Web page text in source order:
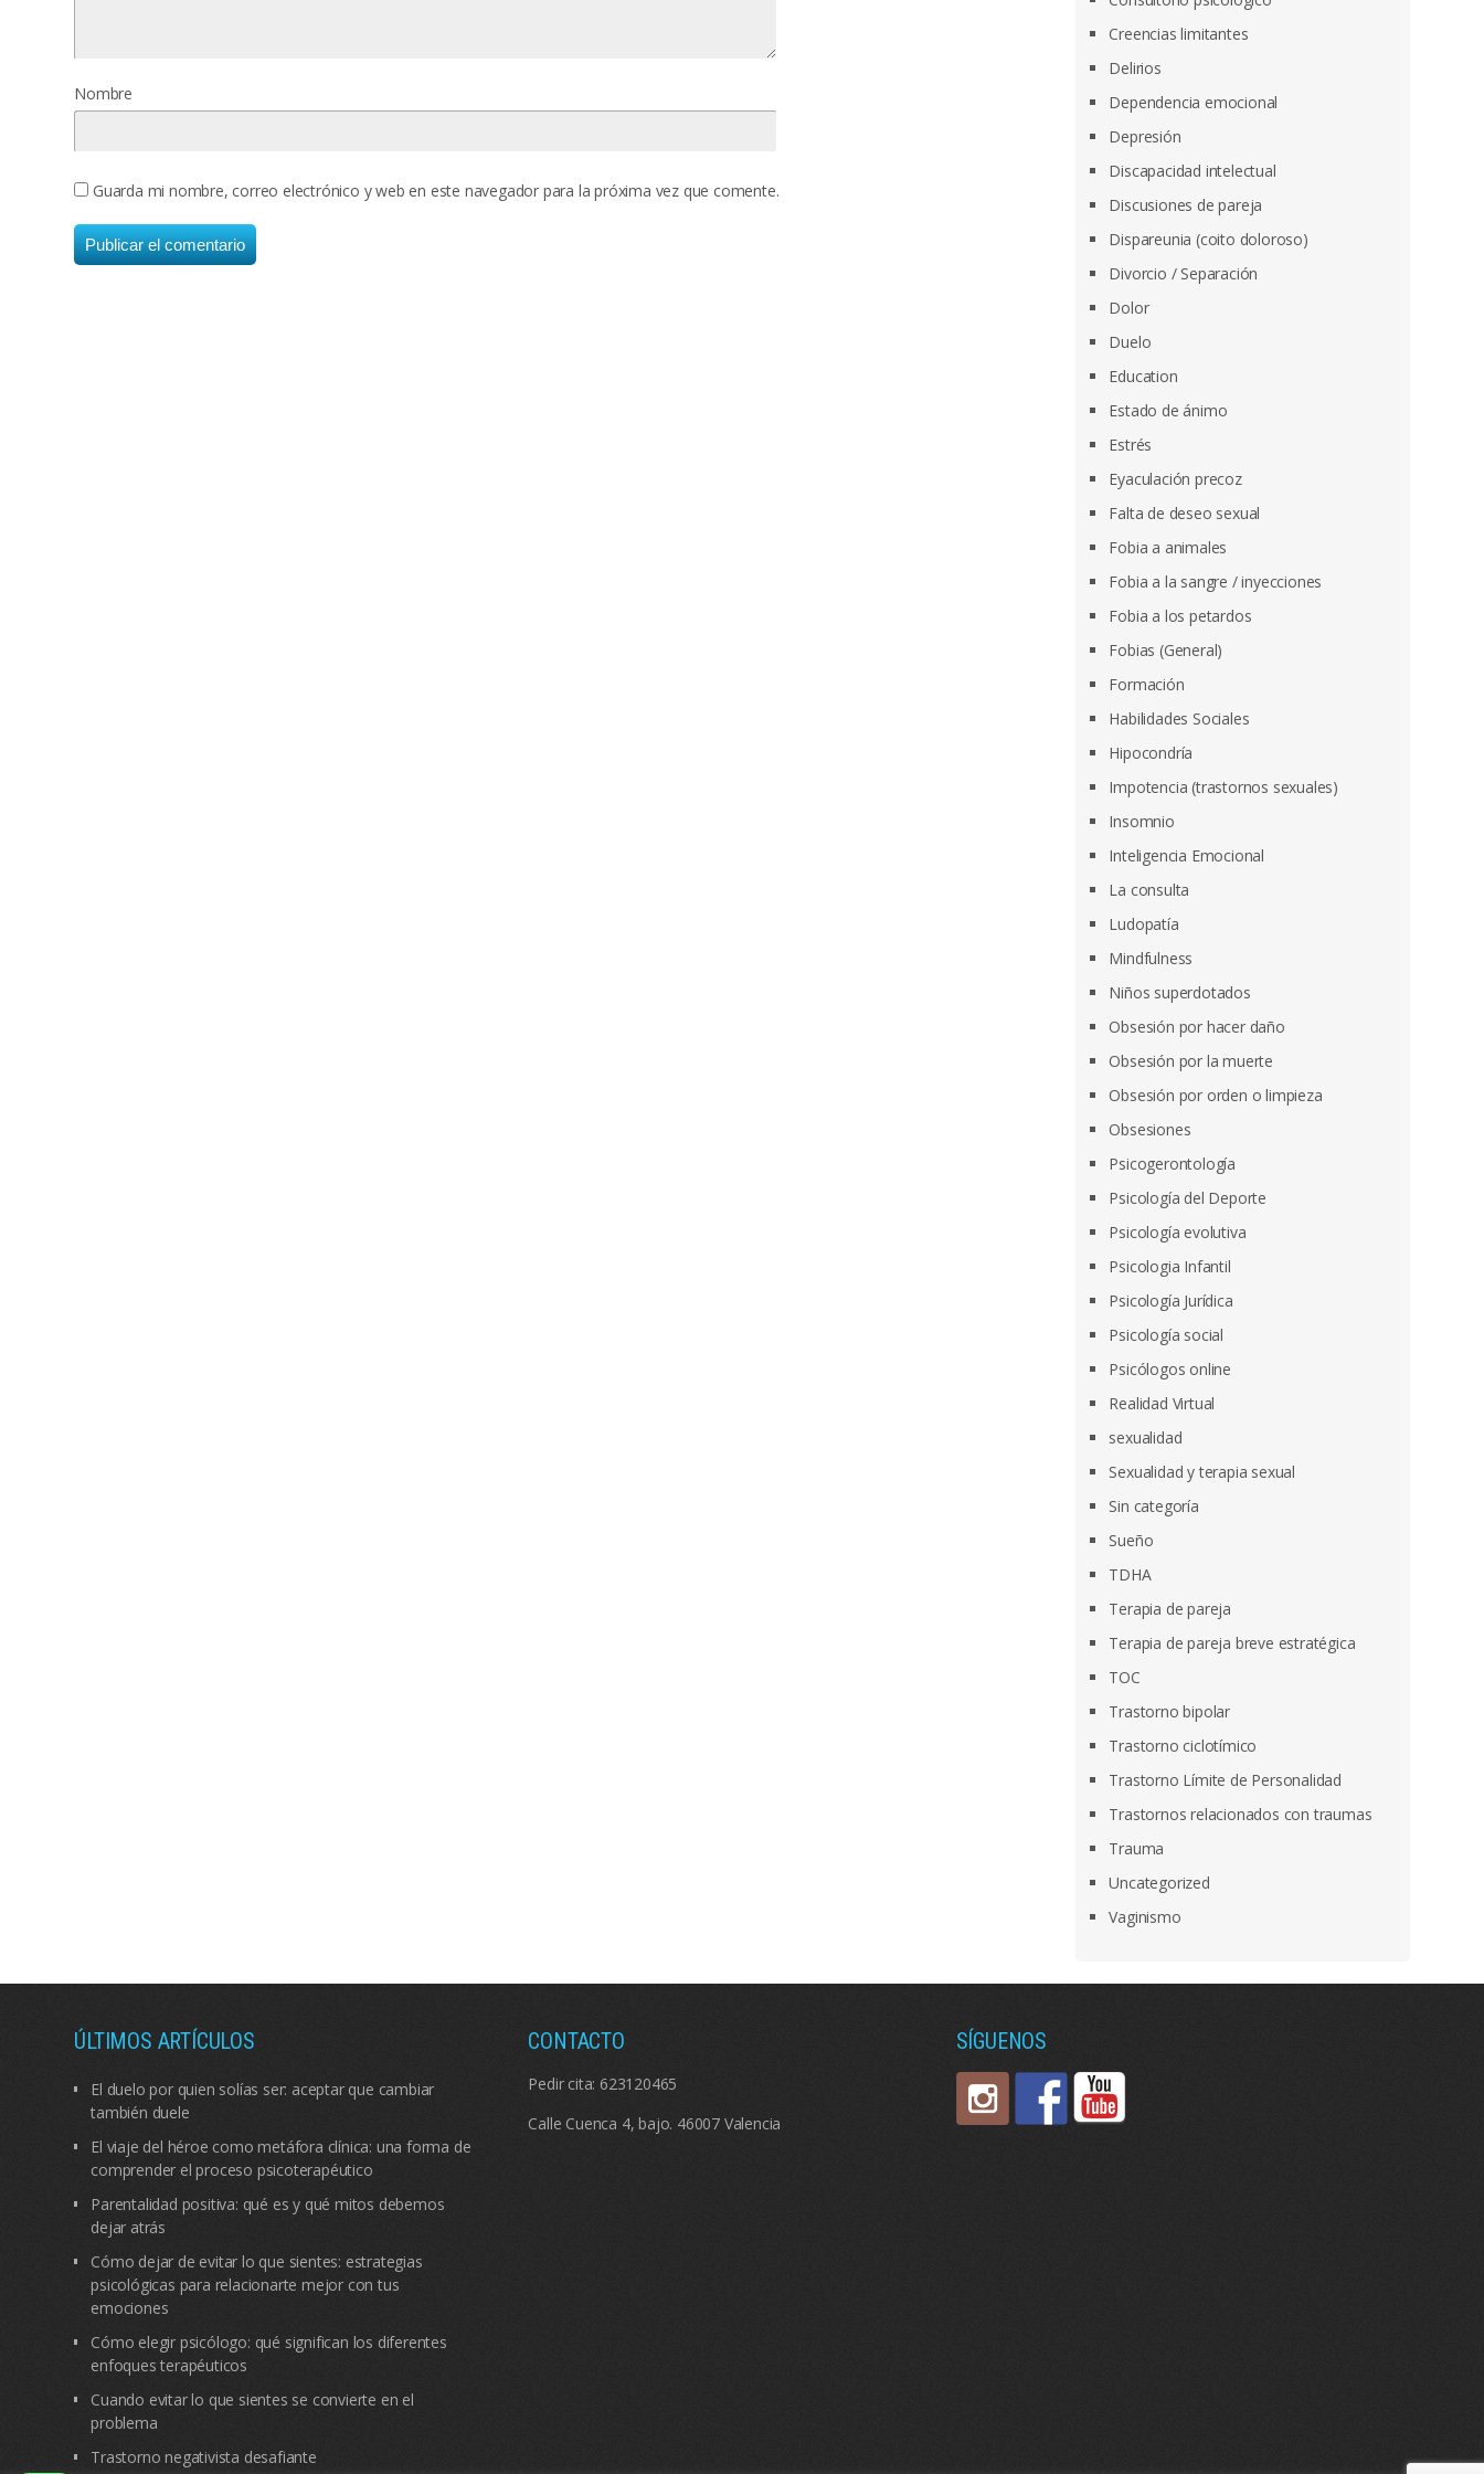
Nombre
Guarda mi nombre, correo electrónico y web en este navegador para la próxima vez que comente.
Creencias limitantes
Delirios
Dependencia emocional
Depresión
Discapacidad intelectual
Discusiones de pareja
Dispareunia (coito doloroso)
Divorcio / Separación
Dolor
Duelo
Education
Estado de ánimo
Estrés
Eyaculación precoz
Falta de deseo sexual
Fobia a animales
Fobia a la sangre / inyecciones
Fobia a los petardos
Fobias (General)
Formación
Habilidades Sociales
Hipocondría
Impotencia (trastornos sexuales)
Insomnio
Inteligencia Emocional
La consulta
Ludopatía
Mindfulness
Niños superdotados
Obsesión por hacer daño
Obsesión por la muerte
Obsesión por orden o limpieza
Obsesiones
Psicogerontología
Psicología del Deporte
Psicología evolutiva
Psicologia Infantil
Psicología Jurídica
Psicología social
Psicólogos online
Realidad Virtual
sexualidad
Sexualidad y terapia sexual
Sin categoría
Sueño
TDHA
Terapia de pareja
Terapia de pareja breve estratégica
TOC
Trastorno bipolar
Trastorno ciclotímico
Trastorno Límite de Personalidad
Trastornos relacionados con traumas
Trauma
Uncategorized
Vaginismo
ÚLTIMOS ARTÍCULOS
El duelo por quien solías ser: aceptar que cambiar
también duele
El viaje del héroe como metáfora clínica: una forma de
comprender el proceso psicoterapéutico
Parentalidad positiva: qué es y qué mitos debemos
dejar atrás
Cómo dejar de evitar lo que sientes: estrategias
psicológicas para relacionarte mejor con tus
emociones
Cómo elegir psicólogo: qué significan los diferentes
enfoques terapéuticos
Cuando evitar lo que sientes se convierte en el
problema
Trastorno negativista desafiante
CONTACTO
Pedir cita: 623120465
Calle Cuenca 4, bajo. 46007 Valencia
SÍGUENOS